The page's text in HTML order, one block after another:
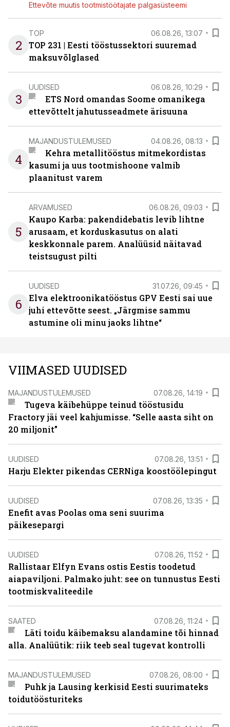
Ettevõte muutis tootmistöötajate palgasüsteemi
2
TOP 06.08.26, 13:07
TOP 231 | Eesti tööstussektori suuremad
maksuvõlglased
3
UUDISED 06.08.26, 10:29
ETS Nord omandas Soome omanikega
ettevõttelt jahutusseadmete ärisuuna
4
MAJANDUSTULEMUSED 04.08.26, 08:13
Kehra metallitööstus mitmekordistas
kasumi ja uus tootmishoone valmib
plaanitust varem
5
ARVAMUSED 06.08.26, 09:03
Kaupo Karba: pakendidebatis levib lihtne
arusaam, et korduskasutus on alati
keskkonnale parem. Analüüsid näitavad
teistsugust pilti
6
UUDISED 31.07.26, 09:45
Elva elektroonikatööstus GPV Eesti sai uue
juhi ettevõtte seest. „Järgmise sammu
astumine oli minu jaoks lihtne“
VIIMASED UUDISED
MAJANDUSTULEMUSED 07.08.26, 14:19
Tugeva käibehüppe teinud tööstusidu
Fractory jäi veel kahjumisse. “Selle aasta siht on
20 miljonit”
UUDISED 07.08.26, 13:51
Harju Elekter pikendas CERNiga koostöölepingut
UUDISED 07.08.26, 13:35
Enefit avas Poolas oma seni suurima
päikesepargi
UUDISED 07.08.26, 11:52
Rallistaar Elfyn Evans ostis Eestis toodetud
aiapaviljoni. Palmako juht: see on tunnustus Eesti
tootmiskvaliteedile
SAATED 07.08.26, 11:24
Läti toidu käibemaksu alandamine tõi hinnad
alla. Analüütik: riik teeb seal tugevat kontrolli
MAJANDUSTULEMUSED 07.08.26, 08:00
Puhk ja Lausing kerkisid Eesti suurimateks
toidutöösturiteks